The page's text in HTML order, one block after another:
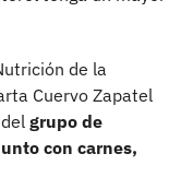
de la
Cuervo Zapatel
grupo de
con carnes,